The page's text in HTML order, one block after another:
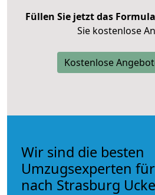
Füllen Sie jetzt das
Sie kostenlose
Kostenlose
Wir sind die besten
Umzugsexperten
nach Strasburg